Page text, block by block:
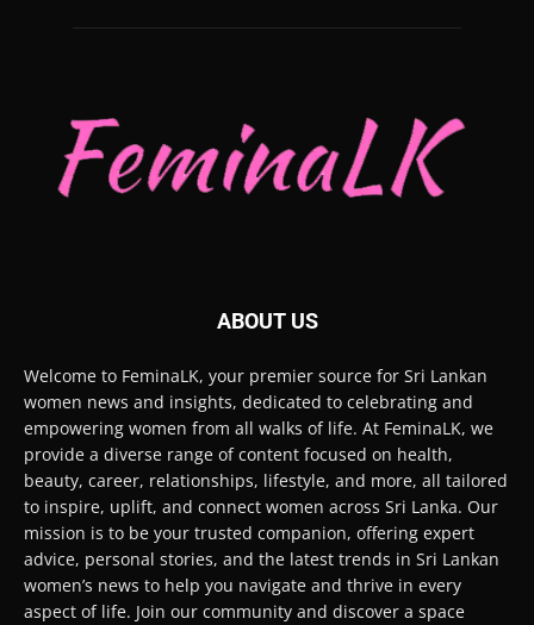
ABOUT US
Welcome to FeminaLK, your premier source for Sri Lankan
women news and insights, dedicated to celebrating and
empowering women from all walks of life. At FeminaLK, we
provide a diverse range of content focused on health,
beauty, career, relationships, lifestyle, and more, all tailored
to inspire, uplift, and connect women across Sri Lanka. Our
mission is to be your trusted companion, offering expert
advice, personal stories, and the latest trends in Sri Lankan
women’s news to help you navigate and thrive in every
aspect of life. Join our community and discover a space